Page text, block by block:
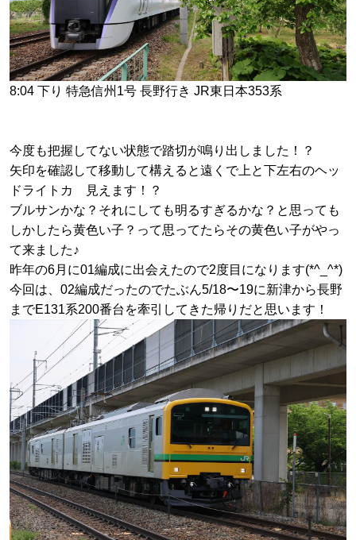
8:04 下り 特急信州1号 長野行き JR東日本353系
今度も把握してない状態で踏切が鳴り出しました！？
矢印を確認して移動して構えると遠くで上と下左右のヘッ
ドライトカ゚見えます！？
ブルサンかな？それにしても明るすぎるかな？と思っても
しかしたら黄色い子？って思ってたらその黄色い子がやっ
て来ました♪
昨年の6月に01編成に出会えたので2度目になります(*^_^*)
今回は、02編成だったのでたぶん5/18〜19に新津から長野
までE131系200番台を牽引してきた帰りだと思います！